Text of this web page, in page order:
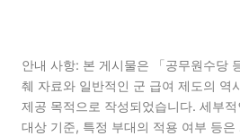
안내 사항: 본 게시물은 「공무원수당
췌 자료와 일반적인 군 급여 제도의 역
제공 목적으로 작성되었습니다. 세부
대상 기준, 특정 부대의 적용 여부 등